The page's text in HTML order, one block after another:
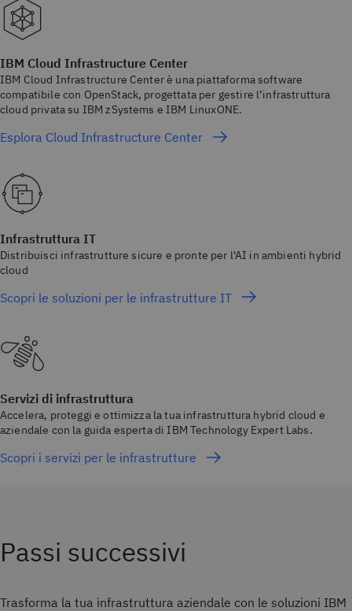
IBM Cloud Infrastructure Center
IBM Cloud Infrastructure Center è una piattaforma software
compatibile con OpenStack, progettata per gestire l’infrastruttura
cloud privata su IBM zSystems e IBM LinuxONE.
Esplora Cloud Infrastructure Center
Infrastruttura IT
Distribuisci infrastrutture sicure e pronte per l'AI in ambienti hybrid
cloud
Scopri le soluzioni per le infrastrutture IT
Servizi di infrastruttura
Accelera, proteggi e ottimizza la tua infrastruttura hybrid cloud e
aziendale con la guida esperta di IBM Technology Expert Labs.
Scopri i servizi per le infrastrutture
Passi successivi
Trasforma la tua infrastruttura aziendale con le soluzioni IBM